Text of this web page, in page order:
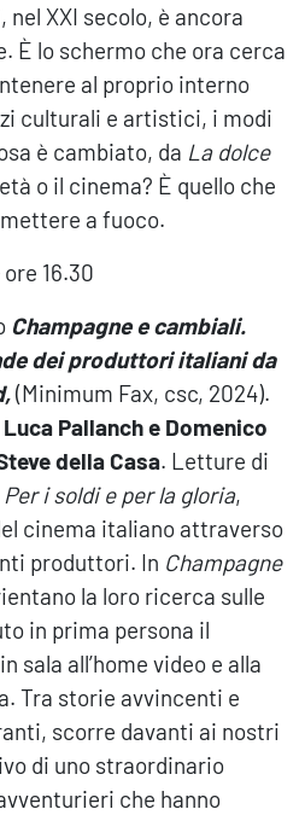
XXI secolo, è ancora
È lo schermo che ora cerca
al proprio interno
culturali e artistici, i modi
è cambiato, da La dolce
o il cinema? È quello che
a fuoco.
16.30
Champagne e cambiali.
dei produttori italiani da
(Minimum Fax, csc, 2024).
Luca Pallanch e Domenico
della Casa. Letture di
Per i soldi e per la gloria,
cinema italiano attraverso
produttori. In Champagne
la loro ricerca sulle
in prima persona il
sala all’home video e alla
Tra storie avvincenti e
scorre davanti ai nostri
di uno straordinario
che hanno